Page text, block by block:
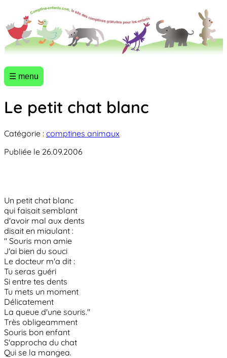
☰ menu
Le petit chat blanc
Catégorie : comptines animaux
Publiée le 26.09.2006
Un petit chat blanc
qui faisait semblant
d'avoir mal aux dents
disait en miaulant :
" Souris mon amie
J'ai bien du souci
Le docteur m'a dit :
Tu seras guéri
Si entre tes dents
Tu mets un moment
Délicatement
La queue d'une souris."
Très obligeamment
Souris bon enfant
S'approcha du chat
Qui se la mangea.